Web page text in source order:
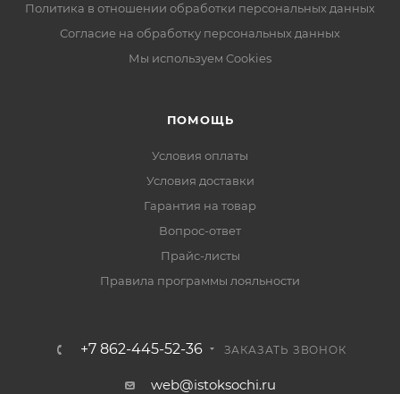
Политика в отношении обработки персональных данных
Согласие на обработку персональных данных
Мы используем Cookies
ПОМОЩЬ
Условия оплаты
Условия доставки
Гарантия на товар
Вопрос-ответ
Прайс-листы
Правила программы лояльности
+7 862-445-52-36 ЗАКАЗАТЬ ЗВОНОК
web@istoksochi.ru